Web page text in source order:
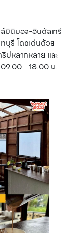
มินิมอล-อินดัสเทรี
บุรี โดดเด่นด้วย
ปหลากหลาย และ
09.00 - 18.00 น.